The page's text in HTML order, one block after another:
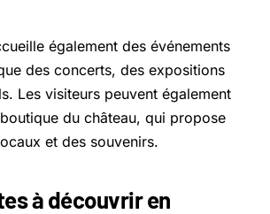
également des événements
des concerts, des expositions
Les visiteurs peuvent également
du château, qui propose
et des souvenirs.
à découvrir en